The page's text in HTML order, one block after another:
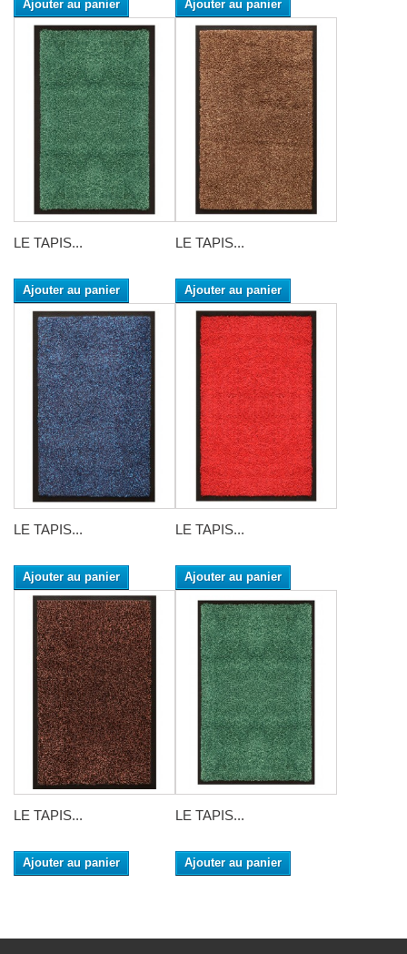
Ajouter au panier Ajouter au panier
LE TAPIS...
Ajouter au panier
LE TAPIS...
Ajouter au panier
LE TAPIS...
Ajouter au panier
LE TAPIS...
Ajouter au panier
LE TAPIS...
Ajouter au panier
LE TAPIS...
Ajouter au panier